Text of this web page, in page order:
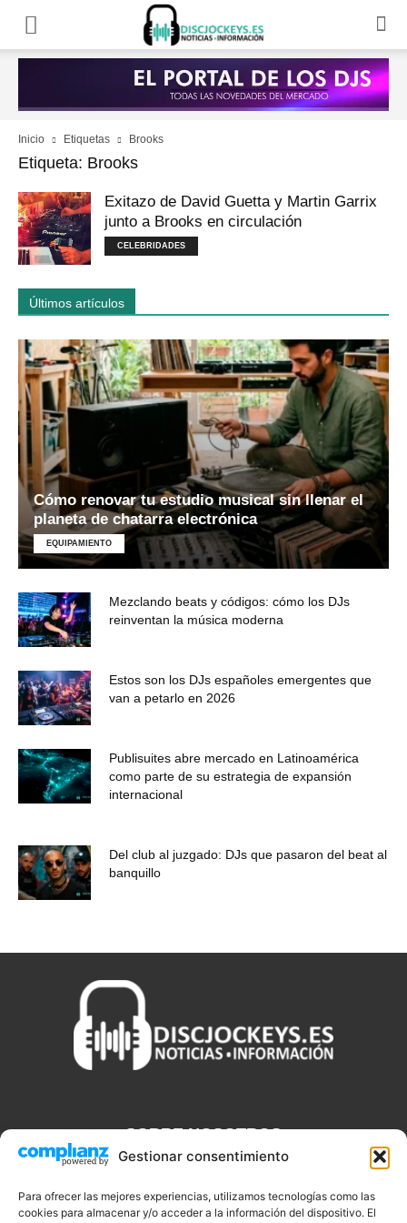
Gestionar consentimiento
Para ofrecer las mejores experiencias, utilizamos tecnologías como las
cookies para almacenar y/o acceder a la información del dispositivo. El
Inicio Etiquetas Brooks
Etiqueta: Brooks
Exitazo de David Guetta y Martin Garrix
junto a Brooks en circulación
CELEBRIDADES
Últimos artículos
Cómo renovar tu estudio musical sin llenar el
planeta de chatarra electrónica
EQUIPAMIENTO
Mezclando beats y códigos: cómo los DJs
reinventan la música moderna
Estos son los DJs españoles emergentes que
van a petarlo en 2026
Publisuites abre mercado en Latinoamérica
como parte de su estrategia de expansión
internacional
Del club al juzgado: DJs que pasaron del beat al
banquillo
SOBRE NOSOTROS
que necesitas saber sobre noticias, novedades, tecnologías y
aplicaciones que te ayudaran a ser un mejor Djs.